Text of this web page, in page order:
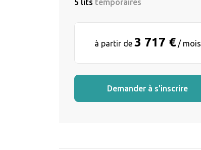
5 lits temporaires
à partir de 3 717 €/ mois
Demander à s'inscrire